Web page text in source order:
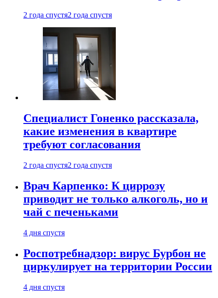
2 года спустя2 года спустя
Специалист Гоненко рассказала,
какие изменения в квартире
требуют согласования
2 года спустя2 года спустя
Врач Карпенко: К циррозу
приводит не только алкоголь, но и
чай с печеньками
4 дня спустя
Роспотребнадзор: вирус Бурбон не
циркулирует на территории России
4 дня спустя